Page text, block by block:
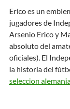
Erico es un
jugadores de
Arsenio Erico y
absoluto del
oficiales). El
la historia del
seleccion